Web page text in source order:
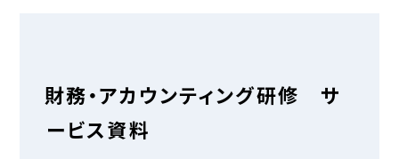
財務・アカウンティング研修 サ
ービス資料